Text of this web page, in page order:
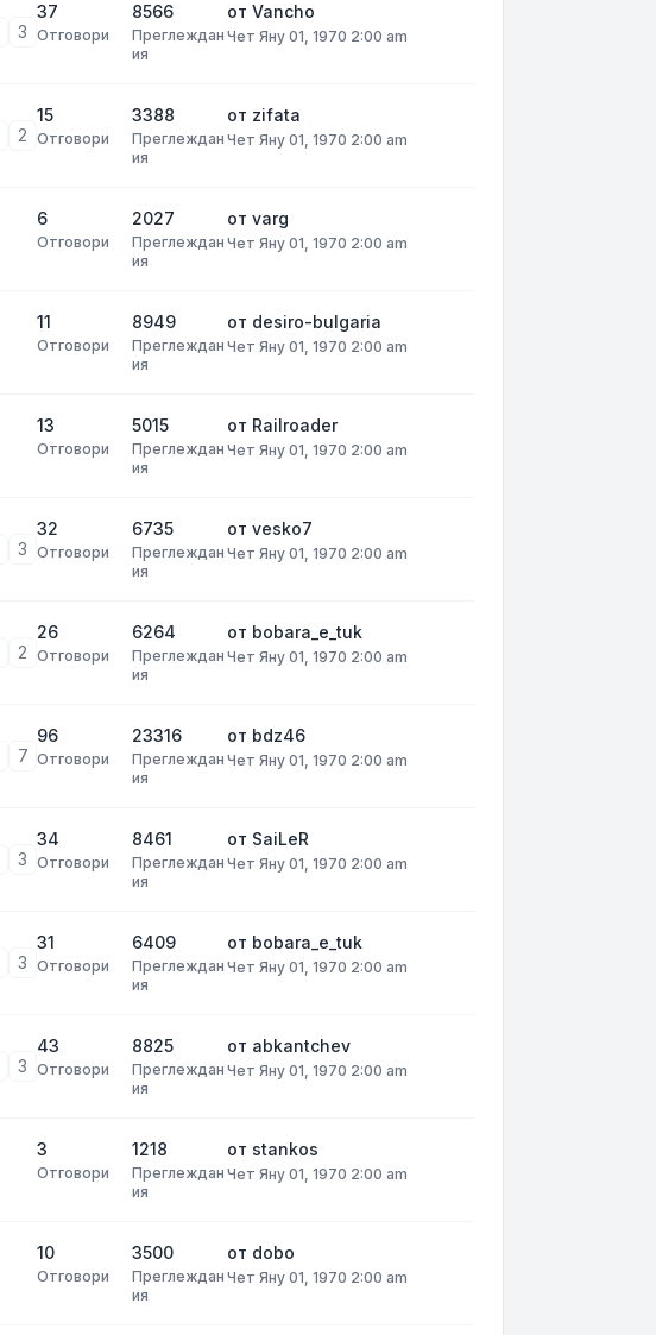
3
37
Отговори
8566
Преглеждан
ия
от Vancho
Чет Яну 01, 1970 2:00 am
2
15
Отговори
3388
Преглеждан
ия
от zifata
Чет Яну 01, 1970 2:00 am
6
Отговори
2027
Преглеждан
ия
от varg
Чет Яну 01, 1970 2:00 am
11
Отговори
8949
Преглеждан
ия
от desiro-bulgaria
Чет Яну 01, 1970 2:00 am
13
Отговори
5015
Преглеждан
ия
от Railroader
Чет Яну 01, 1970 2:00 am
3
32
Отговори
6735
Преглеждан
ия
от vesko7
Чет Яну 01, 1970 2:00 am
2
26
Отговори
6264
Преглеждан
ия
от bobara_e_tuk
Чет Яну 01, 1970 2:00 am
7
96
Отговори
23316
Преглеждан
ия
от bdz46
Чет Яну 01, 1970 2:00 am
3
34
Отговори
8461
Преглеждан
ия
от SaiLeR
Чет Яну 01, 1970 2:00 am
3
31
Отговори
6409
Преглеждан
ия
от bobara_e_tuk
Чет Яну 01, 1970 2:00 am
3
43
Отговори
8825
Преглеждан
ия
от abkantchev
Чет Яну 01, 1970 2:00 am
3
Отговори
1218
Преглеждан
ия
от stankos
Чет Яну 01, 1970 2:00 am
10
Отговори
3500
Преглеждан
ия
от dobo
Чет Яну 01, 1970 2:00 am